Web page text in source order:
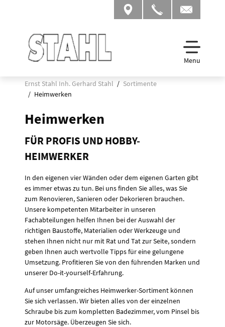
Menu
Ernst Stahl Inh. Gerhard Stahl
Sortimente
Heimwerken
Heimwerken
FÜR PROFIS UND HOBBY-
HEIMWERKER
In den eigenen vier Wänden oder dem eigenen Garten gibt
es immer etwas zu tun. Bei uns finden Sie alles, was Sie
zum Renovieren, Sanieren oder Dekorieren brauchen.
Unsere kompetenten Mitarbeiter in unseren
Fachabteilungen helfen Ihnen bei der Auswahl der
richtigen Baustoffe, Materialien oder Werkzeuge und
stehen Ihnen nicht nur mit Rat und Tat zur Seite, sondern
geben Ihnen auch wertvolle Tipps für eine gelungene
Umsetzung. Profitieren Sie von den führenden Marken und
unserer Do-it-yourself-Erfahrung.
Auf unser umfangreiches Heimwerker-Sortiment können
Sie sich verlassen. Wir bieten alles von der einzelnen
Schraube bis zum kompletten Badezimmer, vom Pinsel bis
zur Motorsäge. Überzeugen Sie sich.